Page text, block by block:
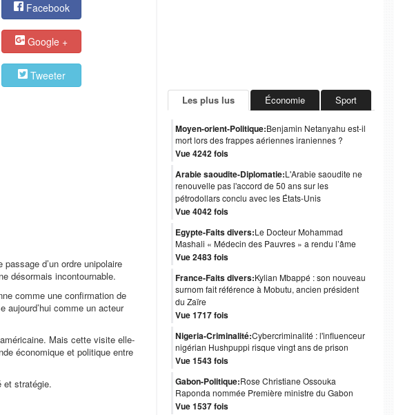
Facebook
Google +
Tweeter
d’un ordre unipolaire
désormais incontournable.
comme une confirmation de
aujourd’hui comme un acteur
Mais cette visite elle-
économique et politique entre
et stratégie.
Les plus lus Économie Sport
Moyen-orient-Politique:Benjamin Netanyahu est-il
mort lors des frappes aériennes iraniennes ?
Vue 4242 fois
Arabie saoudite-Diplomatie:L'Arabie saoudite ne
renouvelle pas l'accord de 50 ans sur les
pétrodollars conclu avec les États-Unis
Vue 4042 fois
Egypte-Faits divers:Le Docteur Mohammad
Mashali « Médecin des Pauvres » a rendu l’âme
Vue 2483 fois
France-Faits divers:Kylian Mbappé : son nouveau
surnom fait référence à Mobutu, ancien président
du Zaïre
Vue 1717 fois
Nigeria-Criminalité:Cybercriminalité : l'influenceur
nigérian Hushpuppi risque vingt ans de prison
Vue 1543 fois
Gabon-Politique:Rose Christiane Ossouka
Raponda nommée Première ministre du Gabon
Vue 1537 fois